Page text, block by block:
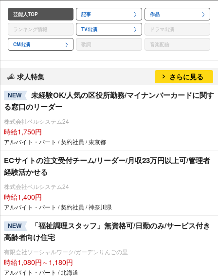
芸能人TOP 記事 作品
ランキング情報 TV出演 ドラマ出演
CM出演 歌詞 音楽配信
求人特集 さらに見る
NEW
未経験OK/人気の区役所勤務/マイナンバーカードに関す
る窓口のリーダー
株式会社ベルシステム24
時給1,750円
アルバイト・パート / 契約社員 / 東京都
ECサイトの注文受付チーム/リーダー/月収23万円以上可/管理者
経験活かせる
株式会社ベルシステム24
時給1,400円
アルバイト・パート / 契約社員 / 神奈川県
NEW
「福祉調理スタッフ」無資格可/日勤のみ/サービス付き
高齢者向け住宅
有限会社ソーシャルワーク/ガーデンりんごの里
時給1,080円～1,180円
アルバイト・パート / 北海道